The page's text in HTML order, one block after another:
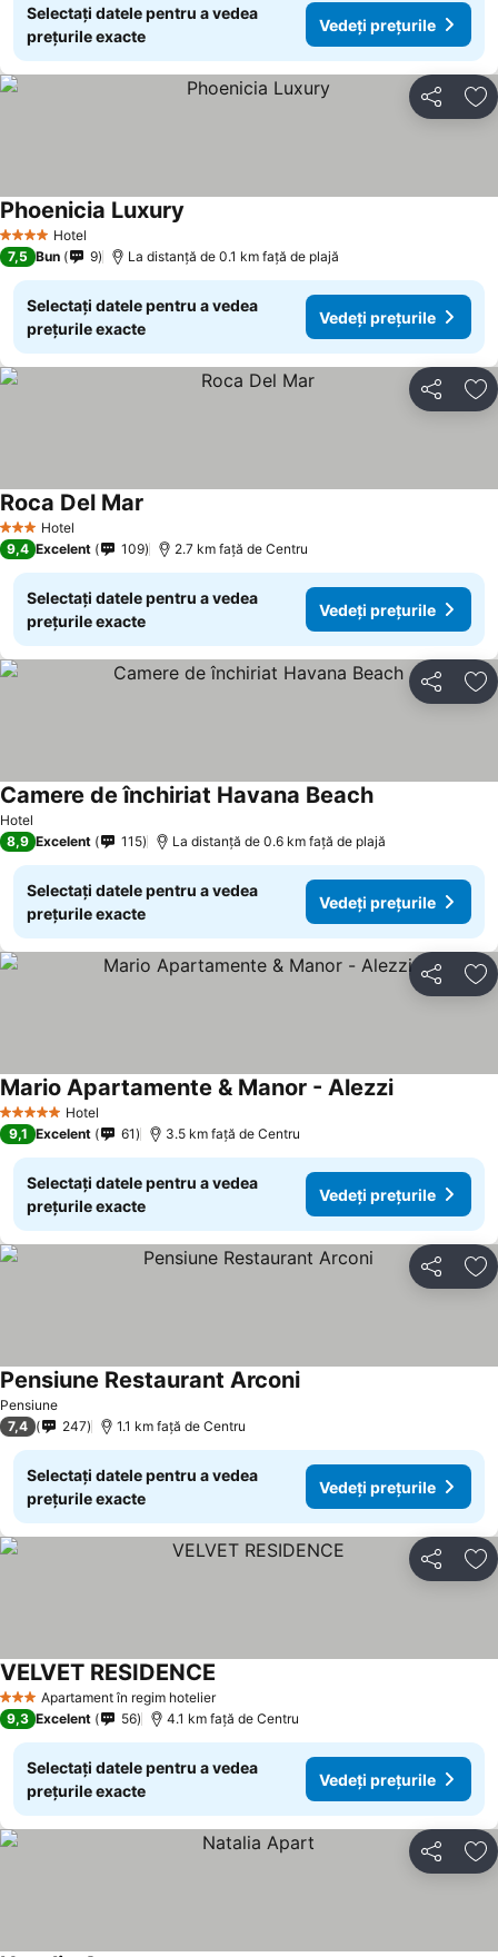
Selectați datele pentru a vedea
prețurile exacte
Vedeți prețurile
Distribuiți
4 Stele Hotel
Phoenicia Luxury
7,5 Bun 9 La distanță de 0.1 km față de plajă
Selectați datele pentru a vedea
prețurile exacte
Vedeți prețurile
Distribuiți
3 SteleHotel
Roca Del Mar
9,4 Excelent 109 2.7 km faţă de Centru
Selectați datele pentru a vedea
prețurile exacte
Vedeți prețurile
Distribuiți
Hotel
Camere de închiriat Havana BeachVedeți
8,9 Excelent 115 La distanță de 0.6 km față de plajă
Selectați datele pentru a vedea
prețurile exacte
Vedeți prețurile
Distribuiți
5 Stele Hotel
Mario Apartamente & Manor - AlezziVedeți
9,1 Excelent 61 3.5 km faţă de Centru
Selectați datele pentru a vedea
prețurile exacte
Vedeți prețurile
Distribuiți
Pensiune
Pensiune Restaurant ArconiVedeți prețurile
7,4 247 1.1 km faţă de Centru
Selectați datele pentru a vedea
prețurile exacte
Vedeți prețurile
Distribuiți
3 SteleApartament în regim hotelier
VELVET RESIDENCE
9,3 Excelent 56 4.1 km faţă de Centru
Selectați datele pentru a vedea
prețurile exacte
Vedeți prețurile
Distribuiți